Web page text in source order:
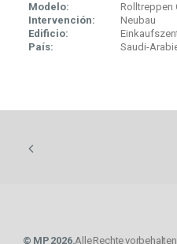
Modelo:
Rolltreppen
Intervención:
Neubau
Edificio:
País:
Saudi-
© MP 2026.Alle Rechte